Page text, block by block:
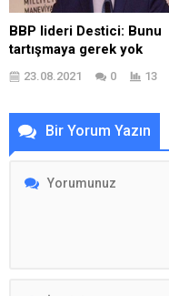
BBP lideri Destici: Bunu
tartışmaya gerek yok
23.08.2021 0 13
Bir Yorum Yazın